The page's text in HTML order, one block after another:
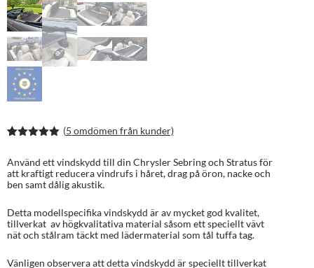
baserat på
kundrecens
ioner
(5 omdömen från kunder)
Använd ett vindskydd till din Chrysler Sebring och Stratus för
att kraftigt reducera vindrufs i håret, drag på öron, nacke och
ben samt dålig akustik.
Detta modellspecifika vindskydd är av mycket god kvalitet,
tillverkat av högkvalitativa material såsom ett speciellt vävt
nät och stålram täckt med lädermaterial som tål tuffa tag.
Vänligen observera att detta vindskydd är speciellt tillverkat